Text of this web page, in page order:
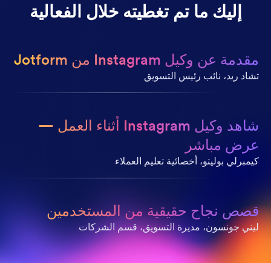
إليك ما تم تغطيته خلال الفعالية
مقدمة عن وكيل Instagram من Jotform
تشاد ريد، نائب رئيس التسويق
شاهد وكيل Instagram أثناء العمل —
عرض مباشر
كيمبرلي بوليتو، أخصائية تعليم العملاء
قصص نجاح حقيقية من المستخدمين
ليني جونسون، مديرة التسويق، قسم الشركات